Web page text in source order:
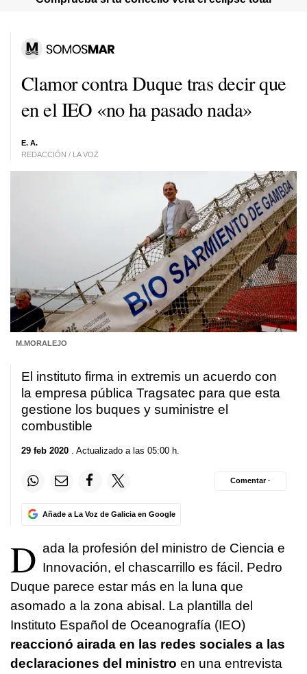
Clamor contra Duque tras decir que
en el IEO «no ha pasado nada»
E. A.
REDACCIÓN / LA VOZ
M.MORALEJO
El instituto firma in extremis un acuerdo con
la empresa pública Tragsatec para que esta
gestione los buques y suministre el
combustible
29 feb 2020 . Actualizado a las 05:00 h.
Añade a La Voz de Galicia en Google
Comentar ·
D ada la profesión del ministro de Ciencia e
Innovación, el chascarrillo es fácil. Pedro
Duque parece estar más en la luna que
asomado a la zona abisal. La plantilla del
Instituto Español de Oceanografía (IEO)
reaccionó airada en las redes sociales a las
declaraciones del ministro en una entrevista